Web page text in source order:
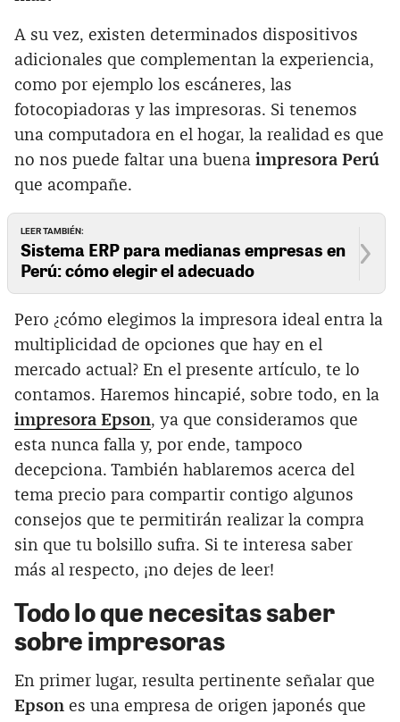
A su vez, existen determinados dispositivos
adicionales que complementan la experiencia,
como por ejemplo los escáneres, las
fotocopiadoras y las impresoras. Si tenemos
una computadora en el hogar, la realidad es que
no nos puede faltar una buena impresora Perú
que acompañe.
LEER TAMBIÉN:
Sistema ERP para medianas empresas en
Perú: cómo elegir el adecuado
Pero ¿cómo elegimos la impresora ideal entra la
multiplicidad de opciones que hay en el
mercado actual? En el presente artículo, te lo
contamos. Haremos hincapié, sobre todo, en la
impresora Epson, ya que consideramos que
esta nunca falla y, por ende, tampoco
decepciona. También hablaremos acerca del
tema precio para compartir contigo algunos
consejos que te permitirán realizar la compra
sin que tu bolsillo sufra. Si te interesa saber
más al respecto, ¡no dejes de leer!
Todo lo que necesitas saber
sobre impresoras
En primer lugar, resulta pertinente señalar que
Epson es una empresa de origen japonés que